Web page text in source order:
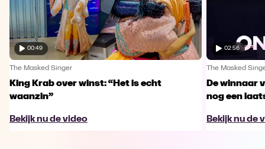
00:49
The Masked Singer
King Krab over winst: “Het is echt
waanzin”
Bekijk nu de video
02:56
The Masked
De winnaar
nog een
Bekijk nu de